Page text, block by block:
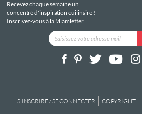
Recevez chaque semaine un
concentré d'inspiration cuilinaire !
Inscrivez-vous à la Miamletter.
S'INSCRIRE / SE CONNECTER COPYRIGHT